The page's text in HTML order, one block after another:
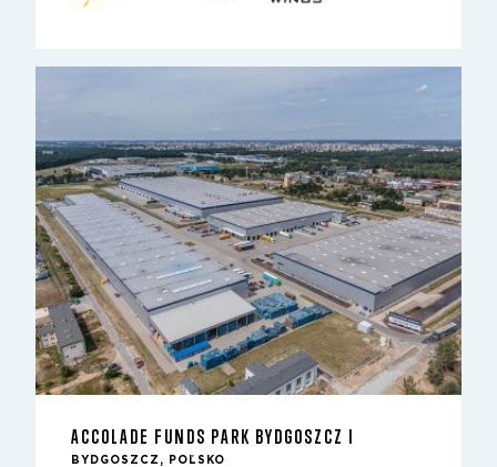
ACCOLADE FUNDS PARK BYDGOSZCZ I
BYDGOSZCZ, POĽSKO